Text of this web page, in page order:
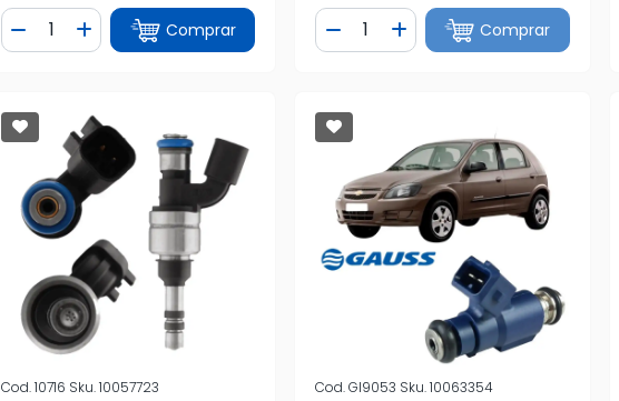
Diminuir Quantidade
Quantidade
Adicionar Quantidade
Comprar Diminuir Quantidade
Quantidade
Adicionar Quantidade
Comprar
Cod.10716 Sku.10057723 Cod.GI9053 Sku.10063354